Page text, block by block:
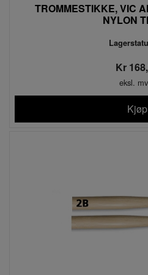
TROMMESTIKKE, VIC
NYLON
Kr
eksl.
Kjøp